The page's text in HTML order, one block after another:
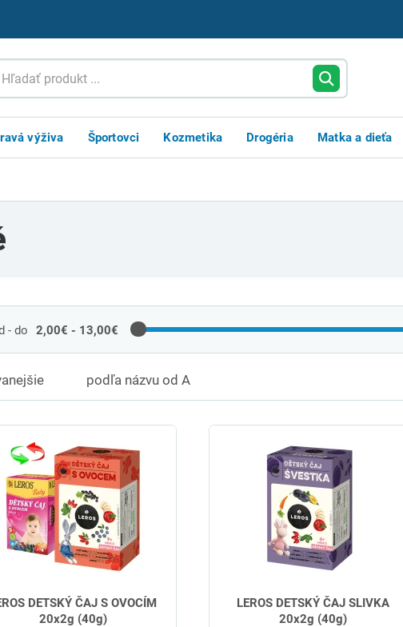
výživa Športovci Kozmetika Drogéria Matka a dieťa
- do 2,00€ - 13,00€
podľa názvu od A
DETSKÝ ČAJ S OVOCÍM
20x2g (40g)
LEROS DETSKÝ ČAJ SLIVKA
20x2g (40g)